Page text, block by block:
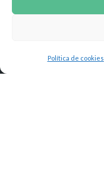
Política de cookies